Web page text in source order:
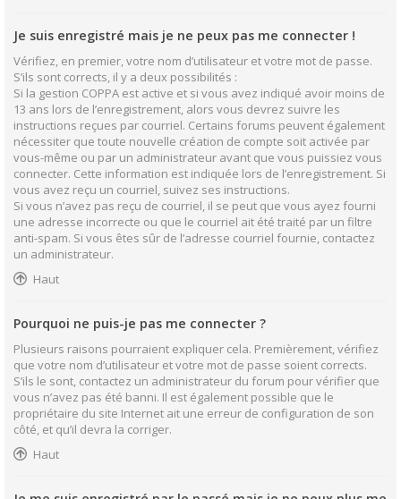
Je suis enregistré mais je ne peux pas me connecter !
Vérifiez, en premier, votre nom d’utilisateur et votre mot de passe.
S’ils sont corrects, il y a deux possibilités :
Si la gestion COPPA est active et si vous avez indiqué avoir moins de
13 ans lors de l’enregistrement, alors vous devrez suivre les
instructions reçues par courriel. Certains forums peuvent également
nécessiter que toute nouvelle création de compte soit activée par
vous-même ou par un administrateur avant que vous puissiez vous
connecter. Cette information est indiquée lors de l’enregistrement. Si
vous avez reçu un courriel, suivez ses instructions.
Si vous n’avez pas reçu de courriel, il se peut que vous ayez fourni
une adresse incorrecte ou que le courriel ait été traité par un filtre
anti-spam. Si vous êtes sûr de l’adresse courriel fournie, contactez
un administrateur.
Haut
Pourquoi ne puis-je pas me connecter ?
Plusieurs raisons pourraient expliquer cela. Premièrement, vérifiez
que votre nom d’utilisateur et votre mot de passe soient corrects.
S’ils le sont, contactez un administrateur du forum pour vérifier que
vous n’avez pas été banni. Il est également possible que le
propriétaire du site Internet ait une erreur de configuration de son
côté, et qu’il devra la corriger.
Haut